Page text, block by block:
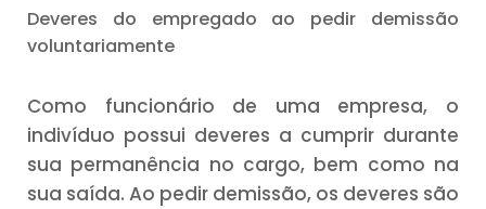
Deveres do empregado ao pedir demissão
voluntariamente
Como funcionário de uma empresa, o
indivíduo possui deveres a cumprir durante
sua permanência no cargo, bem como na
sua saída. Ao pedir demissão, os deveres são